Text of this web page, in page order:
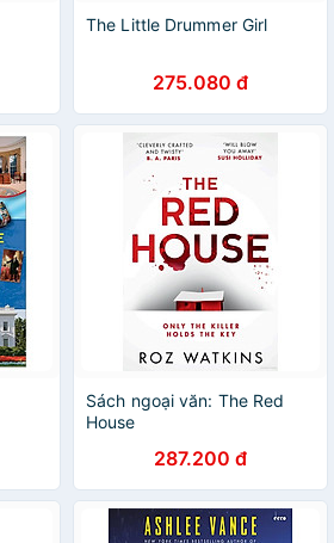
The Little Drummer Girl
275.080 đ
Sách ngoại văn: The Red
House
287.200 đ